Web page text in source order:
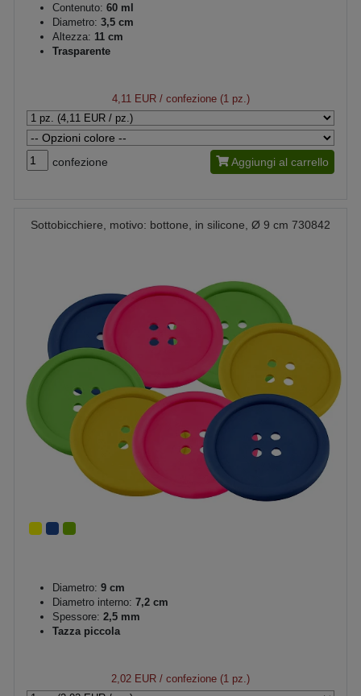
Contenuto: 60 ml
Diametro: 3,5 cm
Altezza: 11 cm
Trasparente
4,11 EUR/ confezione (1 pz.)
confezione Aggiungi al carrello
Sottobicchiere, motivo: bottone, in silicone, Ø 9 cm 730842
Diametro: 9 cm
Diametro interno: 7,2 cm
Spessore: 2,5 mm
Tazza piccola
2,02 EUR / confezione (1 pz.)